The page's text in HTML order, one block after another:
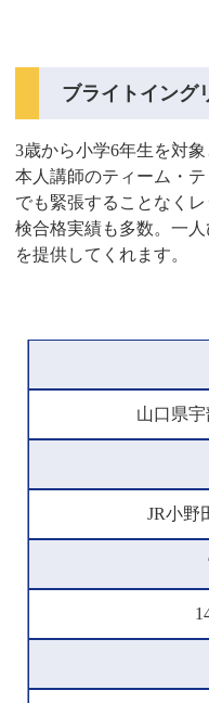
ブライトイング
3歳から小学6年生を対
本人講師のティーム・
でも緊張することなく
検合格実績も多数。一
を提供してくれます。
山口県
JR小野